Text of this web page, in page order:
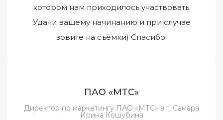
котором нам приходилось участвовать.
Удачи вашему начинанию и при случае
зовите на съёмки) Спасибо!
ПАО «МТС»
Директор по маркетингу ПАО «МТС» в г. Самара
Ирина Кошубина